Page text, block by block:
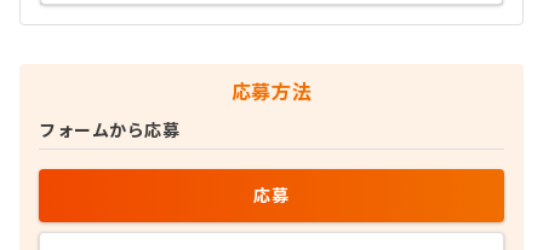
応募方法
フォームから応募
応募